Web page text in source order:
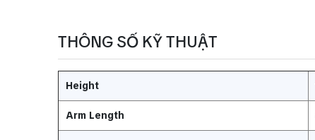
THÔNG SỐ KỸ THUẬT
Height
Arm Length